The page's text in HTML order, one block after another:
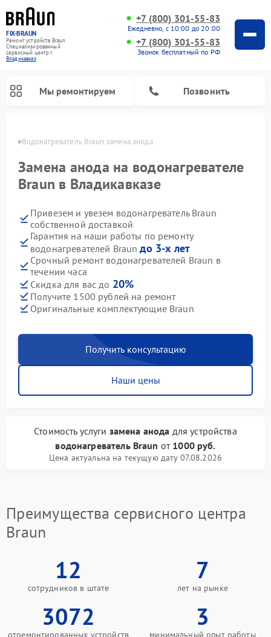
FIX-BRAUN
Ремонт устройств Braun
Специализированный
cервисный центр г.
Владикавказ
+7 (800) 301-55-83
Ежедневно, с 10:00 до 20:00
+7 (800) 301-55-83
Звонок бесплатный по РФ
Мы ремонтируем Позвонить
Водонагреватель Braun замена анода
Замена анода на водонагревателе
Braun в Владикавказе
Привезем и увезем водонагреватель Braun
собственной доставкой
Гарантия на наши работы по ремонту
водонагревателей Braunдо 3-х лет
Срочный ремонт водонагревателей Braun в
течении часа
Скидка для вас до 20%
Получите 1500 рублей на ремонт
Оригинальные комплектующие Braun
Получить консультацию
Наши цены
Стоимость услуги замена анода для устройства
водонагреватель Braun от 1000 руб.
Цена актуальна на текущую дату 07.08.2026
Преимущества сервисного центра
Braun
12
сотрудников в штате
7
лет на рынке
3072
отремонтированных устройств
3
минимальный опыт работы